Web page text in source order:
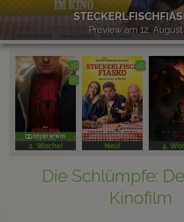
Preview am 12. August
3D
2D
2. Woche!
2D
Neu! 4.
Die Schlümpfe:
Kinofilm